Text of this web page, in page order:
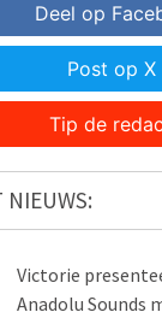
Deel op
Post op X
Tip de
NIEUWS:
Victorie
Anadolu Sounds